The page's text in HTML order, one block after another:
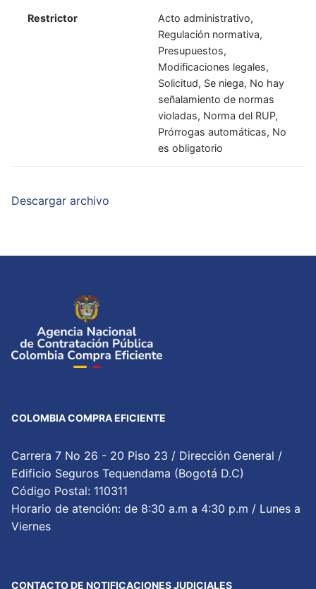
Restrictor
Acto administrativo,
Regulación normativa,
Presupuestos,
Modificaciones legales,
Solicitud, Se niega, No hay
señalamiento de normas
violadas, Norma del RUP,
Prórrogas automáticas, No
es obligatorio
Descargar archivo
COLOMBIA COMPRA EFICIENTE
Carrera 7 No 26 - 20 Piso 23 / Dirección General /
Edificio Seguros Tequendama (Bogotá D.C)
Código Postal: 110311
Horario de atención: de 8:30 a.m a 4:30 p.m / Lunes a
Viernes
CONTACTO DE NOTIFICACIONES JUDICIALES